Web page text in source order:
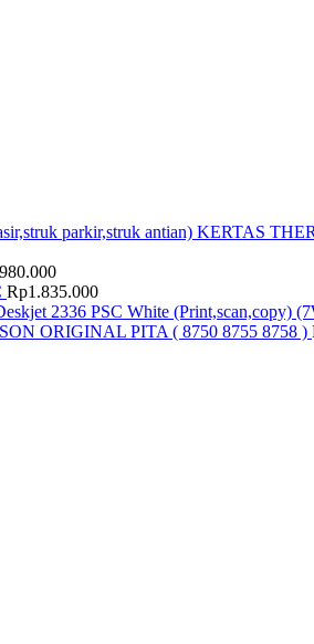
KERTAS
Rp1.835.000
2336 PSC White (Print,scan,copy)
ORIGINAL PITA ( 8750 8755 8758 )